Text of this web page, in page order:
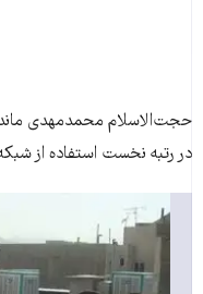
حجت‌الاسلام محمدمهدی
در رتبه نخست استفاده از